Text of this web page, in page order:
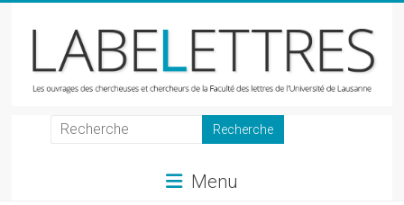
LabeLettres
Menu